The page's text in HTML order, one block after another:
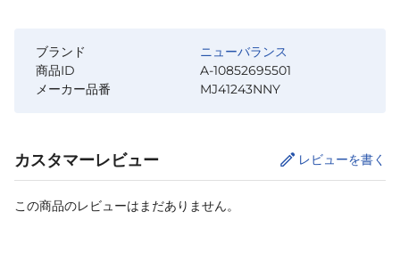
ブランド
ニューバランス
商品ID
A-10852695501
メーカー品番
MJ41243NNY
カスタマーレビュー レビューを書く
この商品のレビューはまだありません。